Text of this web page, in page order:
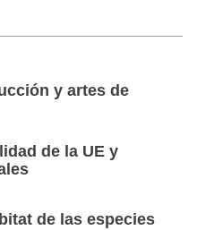
y artes de
de la UE y
de las especies